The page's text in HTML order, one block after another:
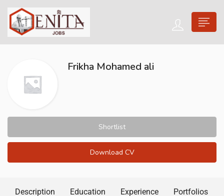
Frikha Mohamed ali
Shortlist
Download CV
Description Education Experience Portfolios